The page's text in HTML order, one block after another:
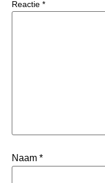
Reactie *
Naam *